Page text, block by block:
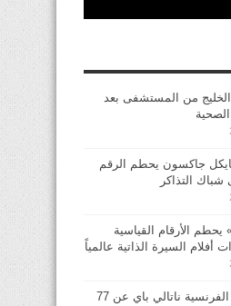
من المستشفى بعد
جاكسون يحطم الرقم
شباك التذاكر
يحطم الأرقام القياسية
أفلام السيرة الذاتية عالمياً
وفاة الممثلة الفرنسية ناتالي باي عن 77